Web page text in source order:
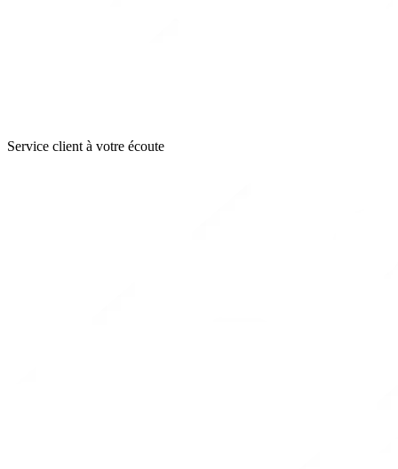
Service client à votre écoute